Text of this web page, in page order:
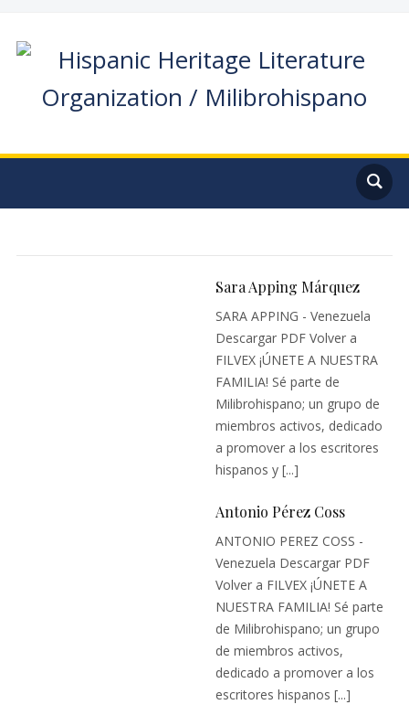
Sara Apping Márquez
SARA APPING - Venezuela
Descargar PDF Volver a
FILVEX ¡ÚNETE A NUESTRA
FAMILIA! Sé parte de
Milibrohispano; un grupo de
miembros activos, dedicado
a promover a los escritores
hispanos y [...]
Antonio Pérez Coss
ANTONIO PEREZ COSS -
Venezuela Descargar PDF
Volver a FILVEX ¡ÚNETE A
NUESTRA FAMILIA! Sé parte
de Milibrohispano; un grupo
de miembros activos,
dedicado a promover a los
escritores hispanos [...]